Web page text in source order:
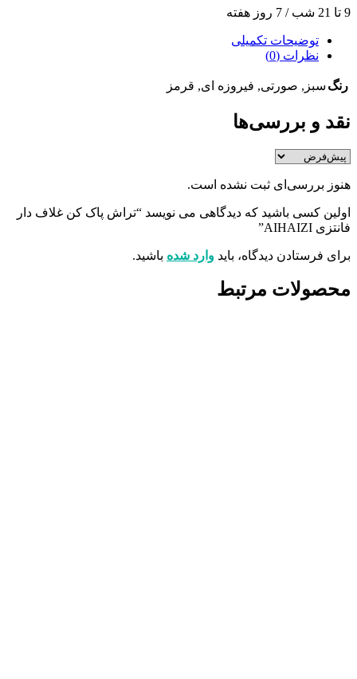
9 تا 21 شب / 7 روز هفته
توضیحات تکمیلی
نظرات (0)
رنگ سبز , صورتی, فیروزه ای, قرمز
نقد و بررسی‌ها
هنوز بررسی‌ای ثبت نشده است.
اولین کسی باشید که دیدگاهی می نویسد “تراش پاک کن غلاف دار
فانتزی AIHAIZI”
برای فرستادن دیدگاه، باید وارد شده باشید.
محصولات مرتبط